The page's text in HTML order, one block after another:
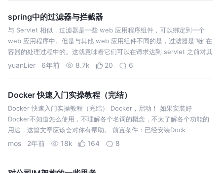
spring中的过滤器与拦截器
与 Servlet 相似，过滤器是一些 web 应用程序组件，可以绑定到一个
web 应用程序中。但是与其他 web 应用组件不同的是，过滤器是“链”在
容器的处理过程中的。这就意味着它们可以在请求达到 servlet 之前对其
进行访问，也可以在响应信息返回到客户端之前对其进行拦…
yuanLier 6年前 8.7k 20 6
Docker 快速入门实操教程（完结）
Docker 快速入门实操教程（完结） Docker，启动！ 如果安装好
Docker不知道怎么使用，不理解各个名词的概念，不太了解各个功能的
用途，这篇文章应该会对你有帮助。 前置条件：已经安装Dock
mos 2年前 18k 164 8